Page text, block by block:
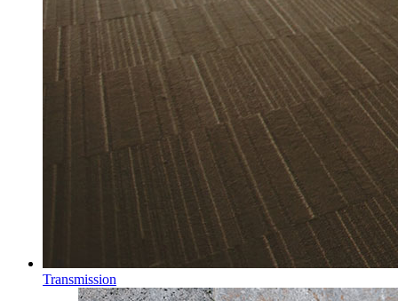
Transmission